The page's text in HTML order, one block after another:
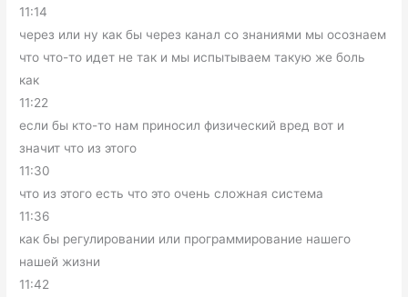
11:14
через или ну как бы через канал со знаниями мы осознаем
что что-то идет не так и мы испытываем такую же боль
как
11:22
если бы кто-то нам приносил физический вред вот и
значит что из этого
11:30
что из этого есть что это очень сложная система
11:36
как бы регулировании или программирование нашего
нашей жизни
11:42